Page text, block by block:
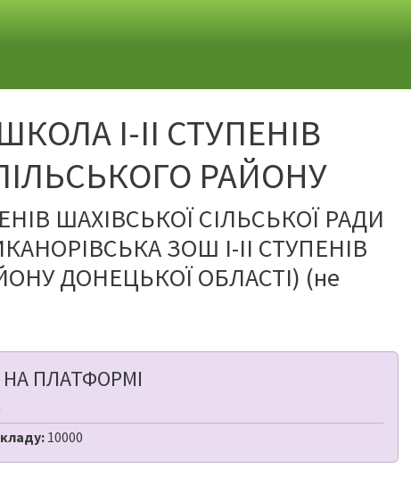
I-II СТУПЕНІВ
РАЙОНУ
ШАХІВСЬКОЇ СІЛЬСЬКОЇ РАДИ
ЗОШ І-ІІ СТУПЕНІВ
ДОНЕЦЬКОЇ ОБЛАСТІ) (не
ПЛАТФОРМІ
10000